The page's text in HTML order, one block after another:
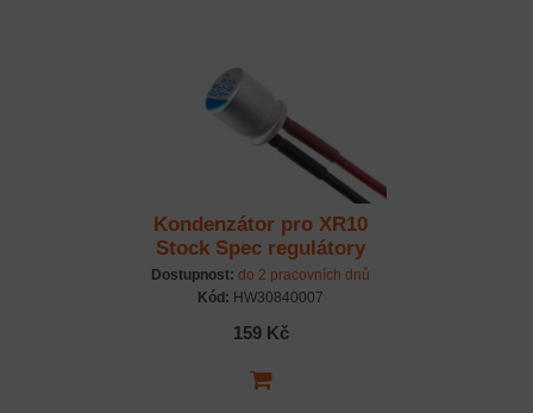
Kondenzátor pro XR10
Stock Spec regulátory
Dostupnost: do 2 pracovních dnů
Kód: HW30840007
159 Kč